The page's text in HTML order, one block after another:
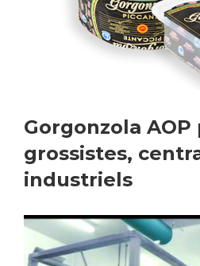
Gorgonzola AOP
grossistes,
industriels